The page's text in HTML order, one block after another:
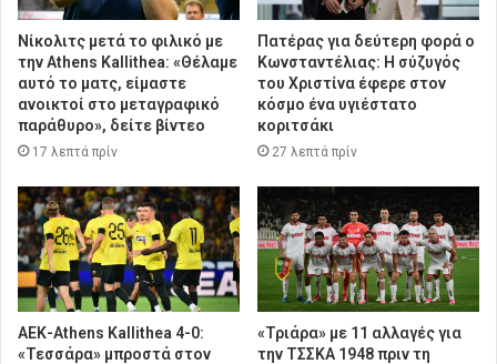
Νίκολιτς μετά το φιλικό με
την Athens Kallithea: «Θέλαμε
αυτό το ματς, είμαστε
ανοικτοί στο μεταγραφικό
παράθυρο», δείτε βίντεο
17 λεπτά πρίν
Πατέρας για δεύτερη φορά ο
Κωνσταντέλιας: Η σύζυγός
του Χριστίνα έφερε στον
κόσμο ένα υγιέστατο
κοριτσάκι
27 λεπτά πρίν
ΑΕΚ-Athens Kallithea 4-0:
«Τεσσάρα» μπροστά στον
«Τριάρα» με 11 αλλαγές για
την ΤΣΣΚΑ 1948 πριν τη